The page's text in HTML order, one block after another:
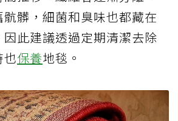
髒，細菌和臭味也都藏在
此建議透過定期清潔去除
也保養地毯。